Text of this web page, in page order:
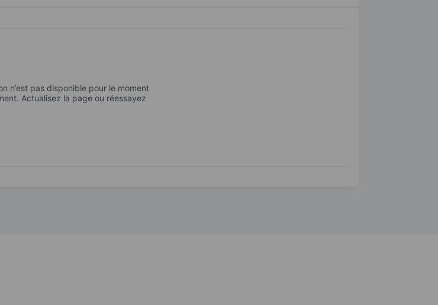
n’est pas disponible pour le moment
Actualisez la page ou réessayez